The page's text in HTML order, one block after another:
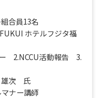
合員13名
ホテルフジタ福
2.NCCU活動報告 3.
雄次 氏
ナー講師